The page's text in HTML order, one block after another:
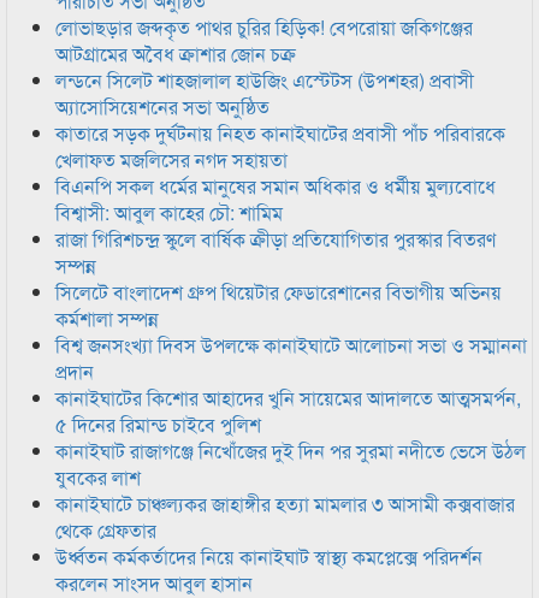
লোভাছড়ার জব্দকৃত পাথর চুরির হিড়িক! বেপরোয়া জকিগঞ্জের
আটগ্রামের অবৈধ ক্রাশার জোন চক্র
লন্ডনে সিলেট শাহজালাল হাউজিং এস্টেটস (উপশহর) প্রবাসী
অ্যাসোসিয়েশনের সভা অনুষ্ঠিত
কাতারে সড়ক দুর্ঘটনায় নিহত কানাইঘাটের প্রবাসী পাঁচ পরিবারকে
খেলাফত মজলিসের নগদ সহায়তা
বিএনপি সকল ধর্মের মানুষের সমান অধিকার ও ধর্মীয় মুল্যবোধে
বিশ্বাসী: আবুল কাহের চৌ: শামিম
রাজা গিরিশচন্দ্র স্কুলে বার্ষিক ক্রীড়া প্রতিযোগিতার পুরস্কার বিতরণ
সম্পন্ন
সিলেটে বাংলাদেশ গ্রুপ থিয়েটার ফেডারেশানের বিভাগীয় অভিনয়
কর্মশালা সম্পন্ন
বিশ্ব জনসংখ্যা দিবস উপলক্ষে কানাইঘাটে আলোচনা সভা ও সম্মাননা
প্রদান
কানাইঘাটের কিশোর আহাদের খুনি সায়েমের আদালতে আত্মসমর্পন,
৫ দিনের রিমান্ড চাইবে পুলিশ
কানাইঘাট রাজাগঞ্জে নিখোঁজের দুই দিন পর সুরমা নদীতে ভেসে উঠল
যুবকের লাশ
কানাইঘাটে চাঞ্চল্যকর জাহাঙ্গীর হত্যা মামলার ৩ আসামী কক্সবাজার
থেকে গ্রেফতার
উর্ধ্বতন কর্মকর্তাদের নিয়ে কানাইঘাট স্বাস্থ্য কমপ্লেক্সে পরিদর্শন
করলেন সাংসদ আবুল হাসান